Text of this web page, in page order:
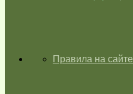
ГЛАВНАЯПравила на сайте